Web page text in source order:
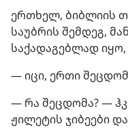
ერთხელ, ბიბლიის
საუბრის შემდეგ,
საქადაგებლად
— იცი, ერთი
— რა შეცდომა? —
ჟილეტის ჯიბეები